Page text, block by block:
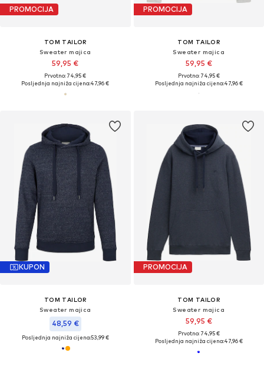
PROMOCIJA
TOM TAILOR
Sweater majica
59,95 €
Prvotno: 74,95 €
Posljednja najniža cijena:47,96 €
PROMOCIJA
TOM TAILOR
Sweater majica
59,95 €
Prvotno: 74,95 €
Posljednja najniža cijena:47,96 €
KUPON
TOM TAILOR
Sweater majica
48,59 €
Posljednja najniža cijena:53,99 €
PROMOCIJA
TOM TAILOR
Sweater majica
59,95 €
Prvotno: 74,95 €
Posljednja najniža cijena:47,96 €